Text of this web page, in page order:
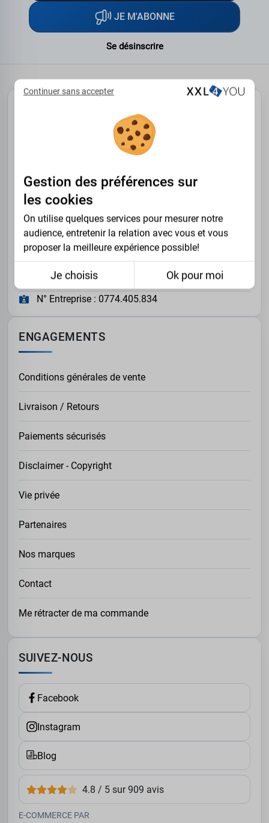
JE M'ABONNE
Se désinscrire
XXL4YOU SRL est une boutique en ligne de vente de
vêtements pour les hommes forts.
Boulevard Initialis 26, 7000 Mons - Belgique
+32 (0)65 708913
info@xxl4you.be
N° Entreprise : 0774.405.834
ENGAGEMENTS
Conditions générales de vente
Livraison / Retours
Paiements sécurisés
Disclaimer - Copyright
Vie privée
Partenaires
Nos marques
Contact
Me rétracter de ma commande
SUIVEZ-NOUS
Facebook
Instagram
Blog
4.8 / 5 sur 909 avis
E-COMMERCE PAR
Continuer sans accepter
Gestion des préférences sur
les cookies
On utilise quelques services pour mesurer notre
audience, entretenir la relation avec vous et vous
proposer la meilleure expérience possible!
Je choisis Ok pour moi